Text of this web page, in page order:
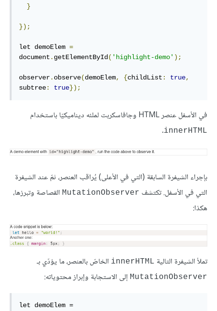
}
});
let demoElem =
document . getElementById( 'highlight-demo' );
observer. observe(demoElem, {childList : true,
subtree: true});
في اﻷسفل عنصر HTML وجافاسكربت لملئه ديناميكيّا باستخدام
innerHTML
.
بإجراء الشيفرة السابقة (التي في اﻷعلى) يُراقب العنصر، ثمّ عند الشيفرة
التي في اﻷسفل. تكتشف MutationObserver القصاصة وتبرزها،
هكذا:
تملأ الشيفرة التالية innerHTML الخاصّ بالعنصر، ما يؤدّي بـ
MutationObserver إلى الاستجابة وإبراز محتوياته:
let demoElem =